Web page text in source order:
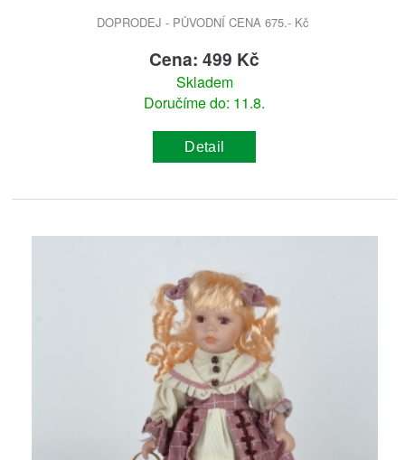
DOPRODEJ - PŮVODNÍ CENA 675.- Kč
Cena: 499 Kč
Skladem
Doručíme do: 11.8.
Detail